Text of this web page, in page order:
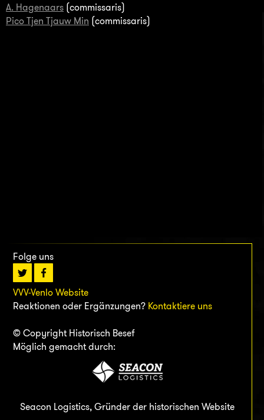
A. Hagenaars (commissaris)
Pico Tjen Tjauw Min (commissaris)
Folge uns
VVV-Venlo Website
Reaktionen oder Ergänzungen? Kontaktiere uns
© Copyright Historisch Besef
Möglich gemacht durch:
Seacon Logistics, Gründer der historischen Website